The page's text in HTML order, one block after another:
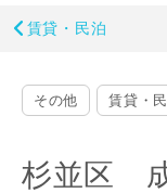
賃貸・民泊
その他 賃貸・
杉並区